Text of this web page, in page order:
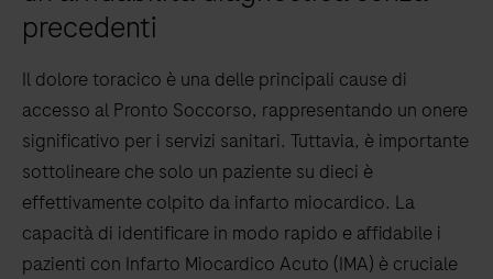
precedenti
Il dolore toracico è una delle principali cause di
accesso al Pronto Soccorso, rappresentando un onere
significativo per i servizi sanitari. Tuttavia, è importante
sottolineare che solo un paziente su dieci è
effettivamente colpito da infarto miocardico. La
capacità di identificare in modo rapido e affidabile i
pazienti con Infarto Miocardico Acuto (IMA) è cruciale